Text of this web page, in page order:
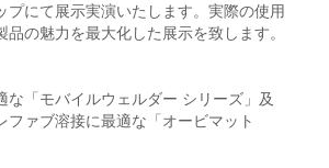
にて展示実演いたします。 実際の使用
品の魅力を最大化した展示を致します。
な「モバイルウェルダー シリーズ」及
ファブ溶接に最適な「オービマット